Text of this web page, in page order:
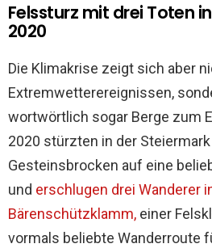
Felssturz mit drei Toten
2020
Die Klimakrise zeigt sich aber
Extremwetterereignissen,
wortwörtlich sogar Berge zum
2020 stürzten in der
Gesteinsbrocken auf eine
und erschlugen drei Wanderer
Bärenschützklamm, einer
vormals beliebte Wanderroute